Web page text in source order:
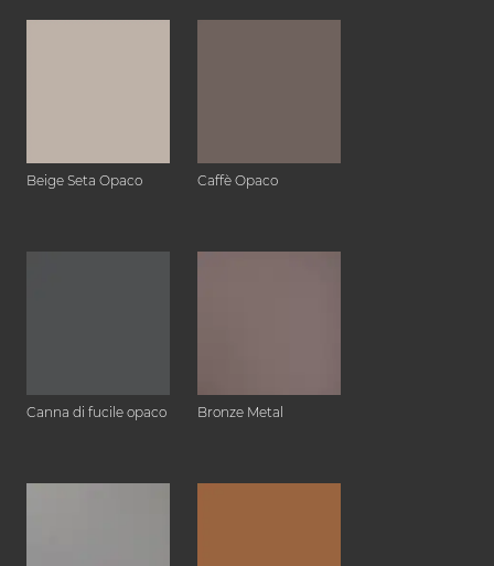
Beige Seta Opaco Caffè Opaco
Canna di fucile opaco Bronze Metal